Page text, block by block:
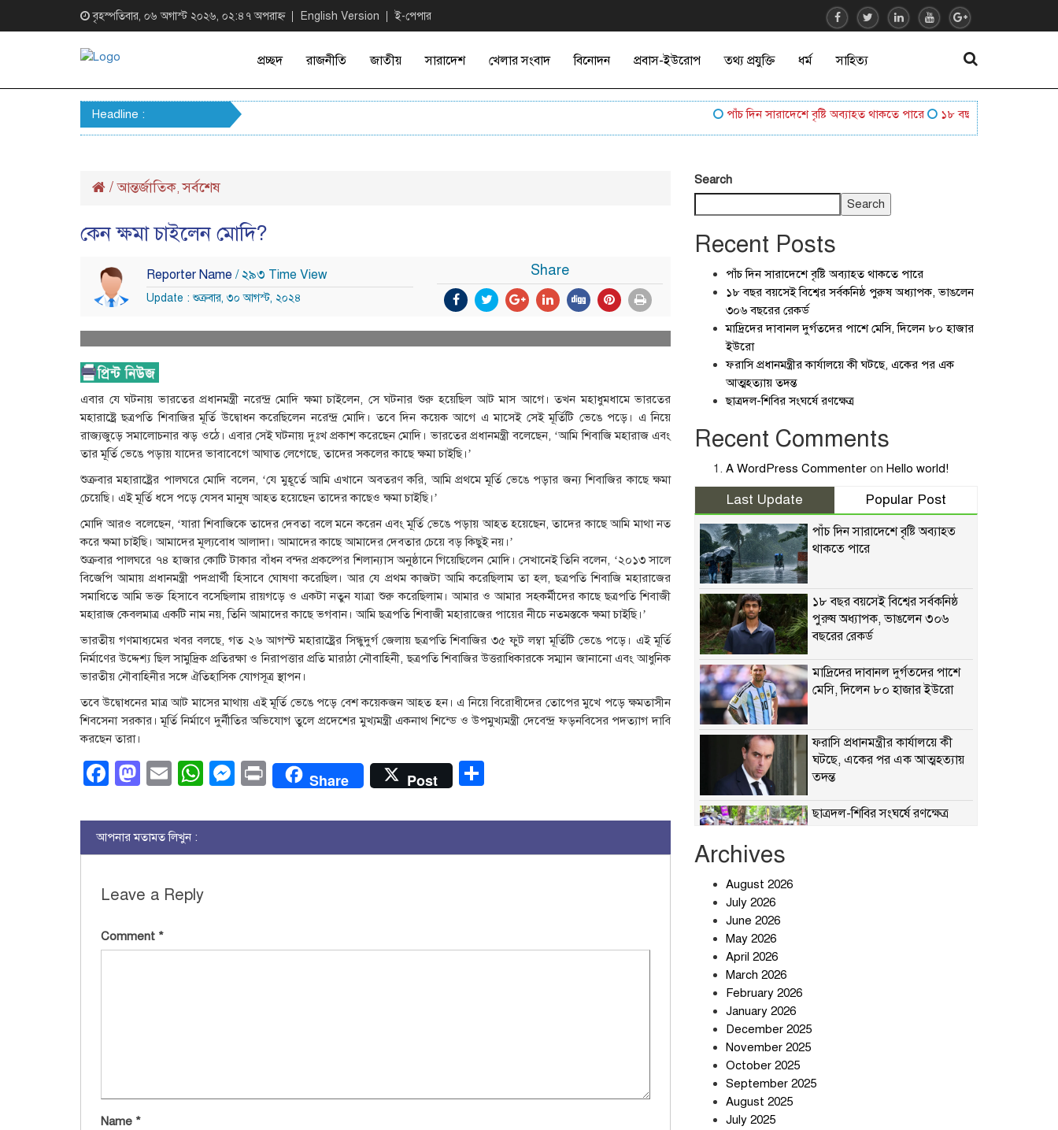
বৃহস্পতিবার, ০৬ অগাস্ট ২০২৬, ০২:৪৭ অপরাহ্ন English Version ই-পেপার
প্রচ্ছদ রাজনীতি জাতীয় সারাদেশ খেলার সংবাদ বিনোদন প্রবাস-ইউরোপ তথ্য প্রযুক্তি ধর্ম সাহিত্য
Headline : পাঁচ দিন সারাদেশে বৃষ্টি অব্যাহত থাকতে পারে ১৮ বছর বয়সেই বিশ্বের
/আন্তর্জাতিক,সর্বশেষ
কেন ক্ষমা চাইলেন মোদি?
Reporter Name / ২৯৩ Time View
Update : শুক্রবার, ৩০ আগস্ট, ২০২৪
Share
এবার যে ঘটনায় ভারতের প্রধানমন্ত্রী নরেন্দ্র মোদি ক্ষমা চাইলেন, সে ঘটনার শুরু হয়েছিল আট মাস আগে। তখন মহাধুমধামে ভারতের
মহারাষ্ট্রে ছত্রপতি শিবাজির মূর্তি উদ্বোধন করেছিলেন নরেন্দ্র মোদি। তবে দিন কয়েক আগে এ মাসেই সেই মূর্তিটি ভেঙে পড়ে। এ নিয়ে
রাজ্যজুড়ে সমালোচনার ঝড় ওঠে। এবার সেই ঘটনায় দুঃখ প্রকাশ করেছেন মোদি। ভারতের প্রধানমন্ত্রী বলেছেন, ‘আমি শিবাজি মহারাজ এবং
তার মূর্তি ভেঙে পড়ায় যাদের ভাবাবেগে আঘাত লেগেছে, তাদের সকলের কাছে ক্ষমা চাইছি।’
শুক্রবার মহারাষ্ট্রের পালঘরে মোদি বলেন, ‘যে মুহূর্তে আমি এখানে অবতরণ করি, আমি প্রথমে মূর্তি ভেঙে পড়ার জন্য শিবাজির কাছে ক্ষমা
চেয়েছি। এই মূর্তি ধসে পড়ে যেসব মানুষ আহত হয়েছেন তাদের কাছেও ক্ষমা চাইছি।’
মোদি আরও বলেছেন, ‘যারা শিবাজিকে তাদের দেবতা বলে মনে করেন এবং মূর্তি ভেঙে পড়ায় আহত হয়েছেন, তাদের কাছে আমি মাথা নত
করে ক্ষমা চাইছি। আমাদের মূল্যবোধ আলাদা। আমাদের কাছে আমাদের দেবতার চেয়ে বড় কিছুই নয়।’
শুক্রবার পালঘরে ৭৪ হাজার কোটি টাকার বাঁধন বন্দর প্রকল্পের শিলান্যাস অনুষ্ঠানে গিয়েছিলেন মোদি। সেখানেই তিনি বলেন, ‘২০১৩ সালে
বিজেপি আমায় প্রধানমন্ত্রী পদপ্রার্থী হিসাবে ঘোষণা করেছিল। আর যে প্রথম কাজটা আমি করেছিলাম তা হল, ছত্রপতি শিবাজি মহারাজের
সমাধিতে আমি ভক্ত হিসাবে বসেছিলাম রায়গড়ে ও একটা নতুন যাত্রা শুরু করেছিলাম। আমার ও আমার সহকর্মীদের কাছে ছত্রপতি শিবাজী
মহারাজ কেবলমাত্র একটি নাম নয়, তিনি আমাদের কাছে ভগবান। আমি ছত্রপতি শিবাজী মহারাজের পায়ের নীচে নতমস্তকে ক্ষমা চাইছি।’
ভারতীয় গণমাধ্যমের খবর বলছে, গত ২৬ আগস্ট মহারাষ্ট্রের সিন্ধুদুর্গ জেলায় ছত্রপতি শিবাজির ৩৫ ফুট লম্বা মূর্তিটি ভেঙে পড়ে। এই মূর্তি
নির্মাণের উদ্দেশ্য ছিল সামুদ্রিক প্রতিরক্ষা ও নিরাপত্তার প্রতি মারাঠা নৌবাহিনী, ছত্রপতি শিবাজির উত্তরাধিকারকে সম্মান জানানো এবং আধুনিক
ভারতীয় নৌবাহিনীর সঙ্গে ঐতিহাসিক যোগসূত্র স্থাপন।
তবে উদ্বোধনের মাত্র আট মাসের মাথায় এই মূর্তি ভেঙে পড়ে বেশ কয়েকজন আহত হন। এ নিয়ে বিরোধীদের তোপের মুখে পড়ে ক্ষমতাসীন
শিবসেনা সরকার। মূর্তি নির্মাণে দুর্নীতির অভিযোগ তুলে প্রদেশের মুখ্যমন্ত্রী একনাথ শিন্ডে ও উপমুখ্যমন্ত্রী দেবেন্দ্র ফড়নবিসের পদত্যাগ দাবি
করছেন তারা।
Facebook
Mastodon
EmailWhatsApp
Messenger
PrintShare Post
আপনার মতামত লিখুন :
Leave a Reply
Comment *
Name *
Search
Search
Recent Posts
পাঁচ দিন সারাদেশে বৃষ্টি অব্যাহত থাকতে পারে
১৮ বছর বয়সেই বিশ্বের সর্বকনিষ্ঠ পুরুষ অধ্যাপক, ভাঙলেন
৩০৬ বছরের রেকর্ড
মাদ্রিদের দাবানল দুর্গতদের পাশে মেসি, দিলেন ৮০ হাজার
ইউরো
ফরাসি প্রধানমন্ত্রীর কার্যালয়ে কী ঘটছে, একের পর এক
আত্মহত্যায় তদন্ত
ছাত্রদল-শিবির সংঘর্ষে রণক্ষেত্র
Recent Comments
A WordPress Commenter on Hello world!
Last Update Popular Post
পাঁচ দিন সারাদেশে বৃষ্টি অব্যাহত
থাকতে পারে
১৮ বছর বয়সেই বিশ্বের সর্বকনিষ্ঠ
পুরুষ অধ্যাপক, ভাঙলেন ৩০৬
বছরের রেকর্ড
মাদ্রিদের দাবানল দুর্গতদের পাশে
মেসি, দিলেন ৮০ হাজার ইউরো
ফরাসি প্রধানমন্ত্রীর কার্যালয়ে কী
ঘটছে, একের পর এক আত্মহত্যায়
তদন্ত
ছাত্রদল-শিবির সংঘর্ষে রণক্ষেত্র
কয়ছর এম আহমেদের সঙ্গে
Archives
August 2026
July 2026
June 2026
May 2026
April 2026
March 2026
February 2026
January 2026
December 2025
November 2025
October 2025
September 2025
August 2025
July 2025